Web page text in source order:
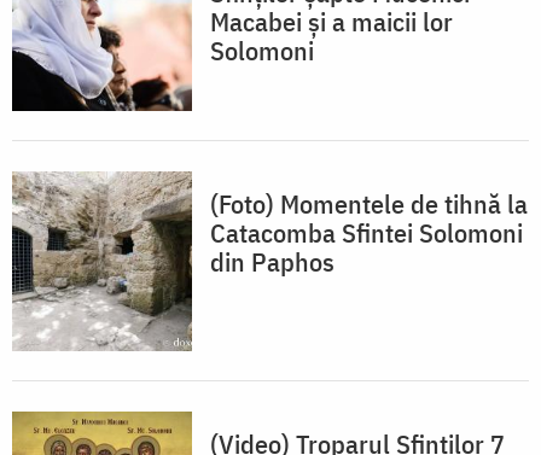
Macabei și a maicii lor
Solomoni
(Foto) Momentele de tihnă la
Catacomba Sfintei Solomoni
din Paphos
(Video) Troparul Sfinților 7